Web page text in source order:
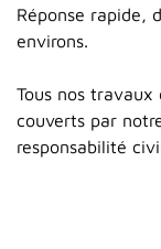
Réponse rapide,
environs.
Tous nos
couverts par
responsabilité